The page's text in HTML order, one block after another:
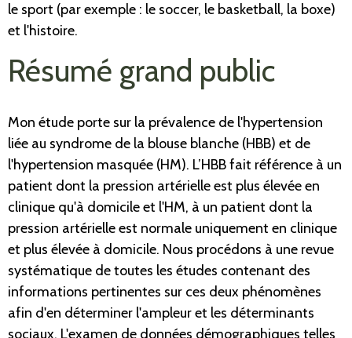
le sport (par exemple : le soccer, le basketball, la boxe)
et l'histoire.
Résumé grand public
Mon étude porte sur la prévalence de l'hypertension
liée au syndrome de la blouse blanche (HBB) et de
l'hypertension masquée (HM). L’HBB fait référence à un
patient dont la pression artérielle est plus élevée en
clinique qu'à domicile et l'HM, à un patient dont la
pression artérielle est normale uniquement en clinique
et plus élevée à domicile. Nous procédons à une revue
systématique de toutes les études contenant des
informations pertinentes sur ces deux phénomènes
afin d'en déterminer l'ampleur et les déterminants
sociaux. L'examen de données démographiques telles